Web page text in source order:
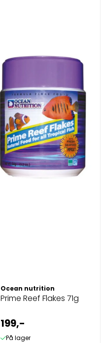
Ocean nutrition
Prime Reef Flakes 71g
199,-
På lager